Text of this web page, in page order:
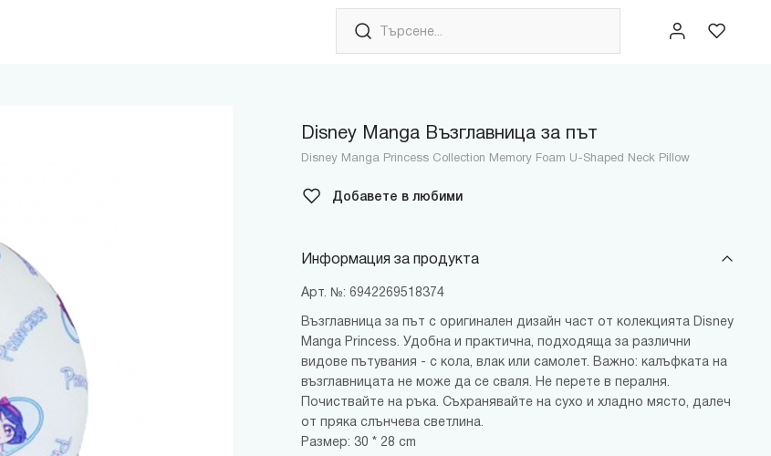
Disney Manga Възглавница за път
Disney Manga Princess Collection Memory Foam U-Shaped Neck Pillow
Добавете в любими
Информация за продукта
Арт. №: 6942269518374
Възглавница за път с оригинален дизайн част от колекцията Disney
Manga Princess. Удобна и практична, подходяща за различни
видове пътувания - с кола, влак или самолет. Важно: калъфката на
възглавницата не може да се сваля. Не перете в пералня.
Почиствайте на ръка. Съхранявайте на сухо и хладно място, далеч
от пряка слънчева светлина.
Размер: 30 * 28 cm